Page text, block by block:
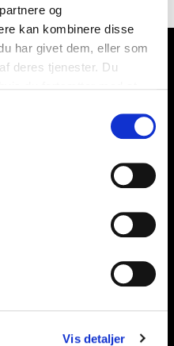
og
kan kombinere disse
har givet dem, eller som
deres tjenester. Du
Vis detaljer